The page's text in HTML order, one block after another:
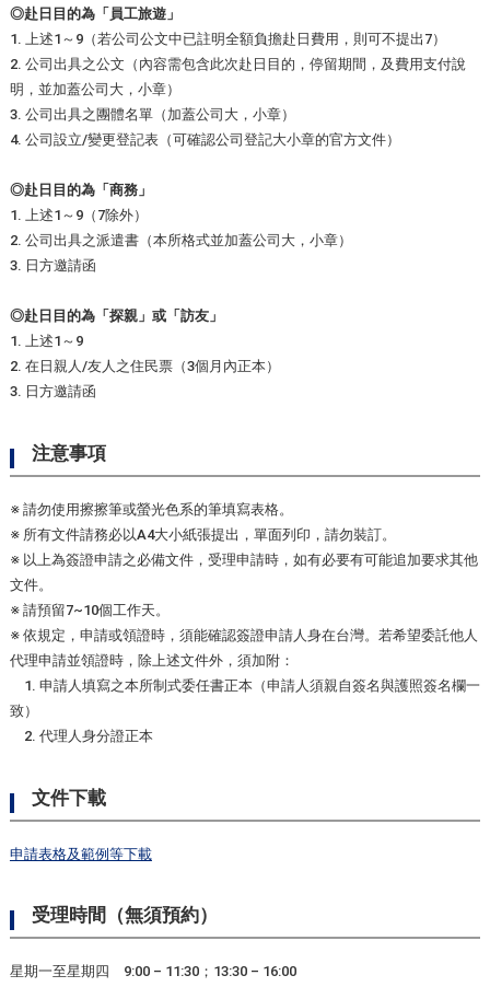
◎赴日目的為「員工旅遊」
1. 上述1～9（若公司公文中已註明全額負擔赴日費用，則可不提出7）
2. 公司出具之公文（內容需包含此次赴日目的，停留期間，及費用支付說
明，並加蓋公司大，小章）
3. 公司出具之團體名單（加蓋公司大，小章）
4. 公司設立/變更登記表（可確認公司登記大小章的官方文件）
◎赴日目的為「商務」
1. 上述1～9（7除外）
2. 公司出具之派遣書（本所格式並加蓋公司大，小章）
3. 日方邀請函
◎赴日目的為「探親」或「訪友」
1. 上述1～9
2. 在日親人/友人之住民票（3個月內正本）
3. 日方邀請函
注意事項
※ 請勿使用擦擦筆或螢光色系的筆填寫表格。
※ 所有文件請務必以A4大小紙張提出，單面列印，請勿裝訂。
※ 以上為簽證申請之必備文件，受理申請時，如有必要有可能追加要求其他
文件。
※ 請預留7~10個工作天。
※ 依規定，申請或領證時，須能確認簽證申請人身在台灣。若希望委託他人
代理申請並領證時，除上述文件外，須加附：
1. 申請人填寫之本所制式委任書正本（申請人須親自簽名與護照簽名欄一
致）
2. 代理人身分證正本
文件下載
申請表格及範例等下載
受理時間（無須預約）
星期一至星期四 9:00 – 11:30；13:30 – 16:00